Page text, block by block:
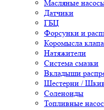
Масляные
Датчики
ГБЦ
Форсунки и
Коромысла
Натяжители
Система смазки
Вкладыши
Шестерни /
Соленоиды
Топливные